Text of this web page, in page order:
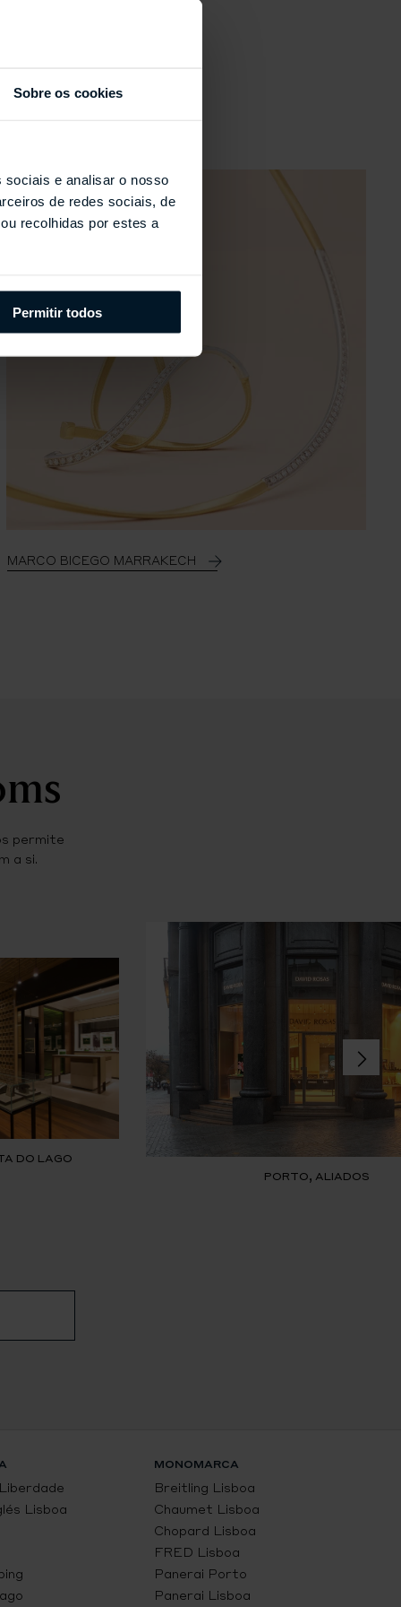
Sobre os cookies
sociais e analisar o nosso
de redes sociais, de
recolhidas por estes a
Permitir todos
MARCO BICEGO MARRAKECH
permite
a si.
DO LAGO
PORTO, ALIADOS
Lisboa
MONOMARCA
Breitling Lisboa
Chaumet Lisboa
Chopard Lisboa
FRED Lisboa
Panerai Porto
Panerai Lisboa